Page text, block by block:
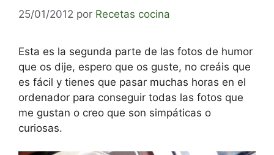
25/01/2012 por Recetas cocina
Esta es la segunda parte de las fotos de humor
que os dije, espero que os guste, no creáis que
es fácil y tienes que pasar muchas horas en el
ordenador para conseguir todas las fotos que
me gustan o creo que son simpáticas o
curiosas.